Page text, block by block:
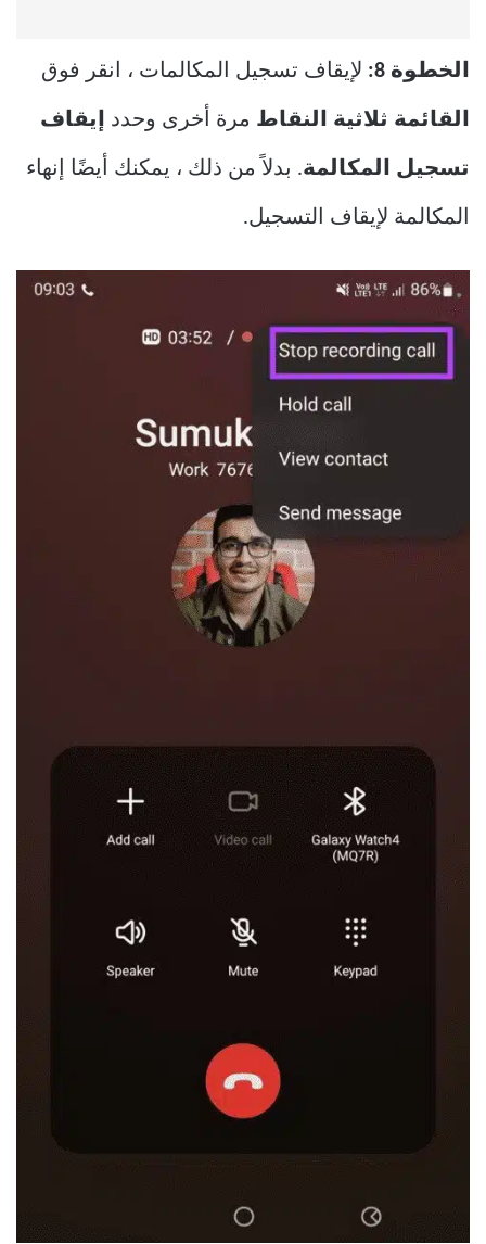
الخطوة 8: لإيقاف تسجيل المكالمات ، انقر فوق
القائمة ثلاثية النقاط مرة أخرى وحدد إيقاف
تسجيل المكالمة. بدلاً من ذلك ، يمكنك أيضًا إنهاء
المكالمة لإيقاف التسجيل.